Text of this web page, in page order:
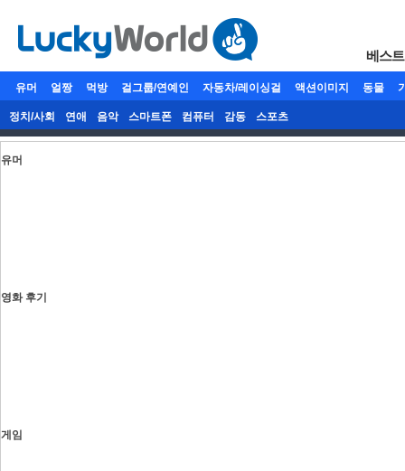
베스
유머 얼짱 먹방 걸그룹/연예인 자동차/레이싱걸 액션이미지 동물
정치/사회 연애 음악 스마트폰 컴퓨터 감동 스포츠
유머
영화 후기
게임